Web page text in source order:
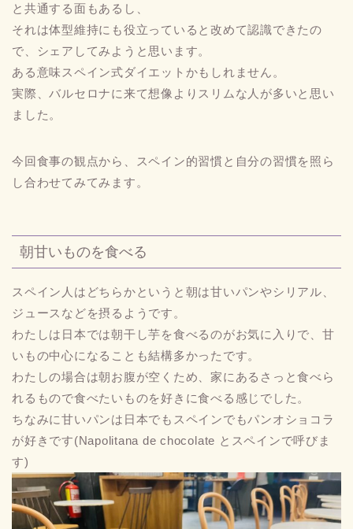
と共通する面もあるし、
それは体型維持にも役立っていると改めて認識できたの
で、シェアしてみようと思います。
ある意味スペイン式ダイエットかもしれません。
実際、バルセロナに来て想像よりスリムな人が多いと思い
ました。
今回食事の観点から、スペイン的習慣と自分の習慣を照ら
し合わせてみてみます。
朝甘いものを食べる
スペイン人はどちらかというと朝は甘いパンやシリアル、
ジュースなどを摂るようです。
わたしは日本では朝干し芋を食べるのがお気に入りで、甘
いもの中心になることも結構多かったです。
わたしの場合は朝お腹が空くため、家にあるさっと食べら
れるもので食べたいものを好きに食べる感じでした。
ちなみに甘いパンは日本でもスペインでもパンオショコラ
が好きです(Napolitana de chocolate とスペインで呼びま
す)